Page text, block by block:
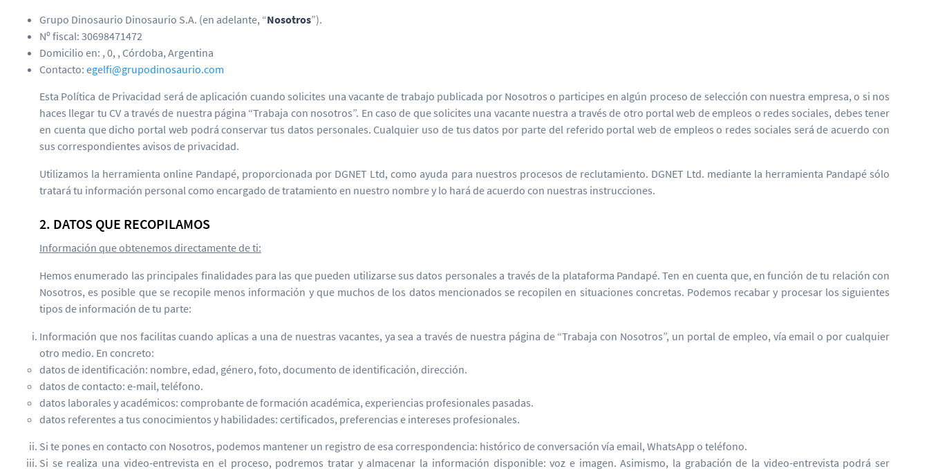
Grupo Dinosaurio Dinosaurio S.A. (en adelante, “Nosotros”).
Nº fiscal: 30698471472
Domicilio en: , 0, , Córdoba, Argentina
Contacto: egelfi@grupodinosaurio.com
Esta Política de Privacidad será de aplicación cuando solicites una vacante de trabajo publicada por Nosotros o participes en algún proceso de selección con nuestra empresa, o si nos
haces llegar tu CV a través de nuestra página “Trabaja con nosotros”. En caso de que solicites una vacante nuestra a través de otro portal web de empleos o redes sociales, debes tener
en cuenta que dicho portal web podrá conservar tus datos personales. Cualquier uso de tus datos por parte del referido portal web de empleos o redes sociales será de acuerdo con
sus correspondientes avisos de privacidad.
Utilizamos la herramienta online Pandapé, proporcionada por DGNET Ltd, como ayuda para nuestros procesos de reclutamiento. DGNET Ltd. mediante la herramienta Pandapé sólo
tratará tu información personal como encargado de tratamiento en nuestro nombre y lo hará de acuerdo con nuestras instrucciones.
2. DATOS QUE RECOPILAMOS
Información que obtenemos directamente de ti:
Hemos enumerado las principales finalidades para las que pueden utilizarse sus datos personales a través de la plataforma Pandapé. Ten en cuenta que, en función de tu relación con
Nosotros, es posible que se recopile menos información y que muchos de los datos mencionados se recopilen en situaciones concretas. Podemos recabar y procesar los siguientes
tipos de información de tu parte:
Información que nos facilitas cuando aplicas a una de nuestras vacantes, ya sea a través de nuestra página de “Trabaja con Nosotros”, un portal de empleo, vía email o por cualquier
otro medio. En concreto:
datos de identificación: nombre, edad, género, foto, documento de identificación, dirección.
datos de contacto: e-mail, teléfono.
datos laborales y académicos: comprobante de formación académica, experiencias profesionales pasadas.
datos referentes a tus conocimientos y habilidades: certificados, preferencias e intereses profesionales.
Si te pones en contacto con Nosotros, podemos mantener un registro de esa correspondencia: histórico de conversación vía email, WhatsApp o teléfono.
Si se realiza una video-entrevista en el proceso, podremos tratar y almacenar la información disponible: voz e imagen. Asimismo, la grabación de la video-entrevista podrá ser